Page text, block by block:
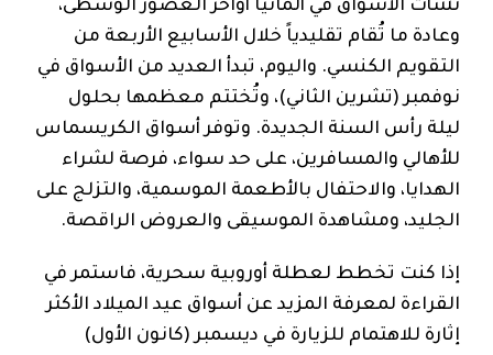
نشأت الأسواق في ألمانيا أواخر العصور الوسطى،
وعادة ما تُقام تقليدياً خلال الأسابيع الأربعة من
التقويم الكنسي. واليوم، تبدأ العديد من الأسواق في
نوفمبر (تشرين الثاني)، وتُختتم معظمها بحلول
ليلة رأس السنة الجديدة. وتوفر أسواق الكريسماس
للأهالي والمسافرين، على حد سواء، فرصة لشراء
الهدايا، والاحتفال بالأطعمة الموسمية، والتزلج على
الجليد، ومشاهدة الموسيقى والعروض الراقصة.
إذا كنت تخطط لعطلة أوروبية سحرية، فاستمر في
القراءة لمعرفة المزيد عن أسواق عيد الميلاد الأكثر
إثارة للاهتمام للزيارة في ديسمبر (كانون الأول)